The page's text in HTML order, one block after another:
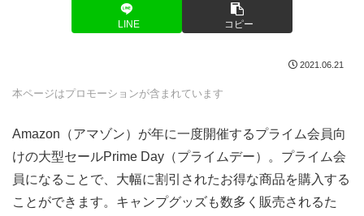
LINE コピー
2021.06.21
本ページはプロモーションが含まれています
Amazon（アマゾン）が年に一度開催するプライム会員向
けの大型セールPrime Day（プライムデー）。プライム会
員になることで、大幅に割引されたお得な商品を購入する
ことができます。キャンプグッズも数多く販売されるた